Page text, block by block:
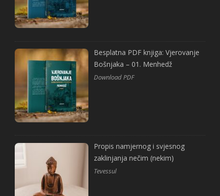
Besplatna PDF knjiga: Vjerovanje
Bošnjaka – 01. Menhedž
Download PDF
Propis namjernog i svjesnog
zaklinjanja nečim (nekim)
Tevessul